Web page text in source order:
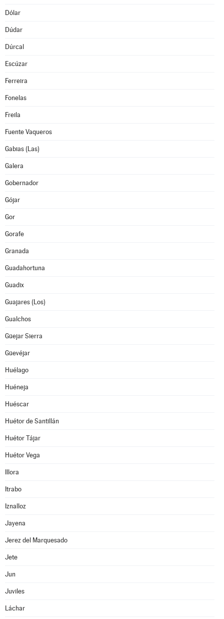
Dólar
Dúdar
Dúrcal
Escúzar
Ferreira
Fonelas
Freila
Fuente Vaqueros
Gabias (Las)
Galera
Gobernador
Gójar
Gor
Gorafe
Granada
Guadahortuna
Guadix
Guajares (Los)
Gualchos
Güejar Sierra
Güevéjar
Huélago
Huéneja
Huéscar
Huétor de Santillán
Huétor Tájar
Huétor Vega
Illora
Itrabo
Iznalloz
Jayena
Jerez del Marquesado
Jete
Jun
Juviles
Láchar